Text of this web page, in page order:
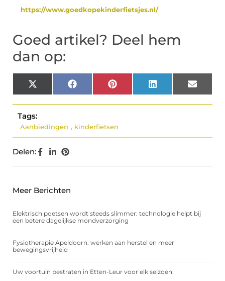
https://www.goedkopekinderfietsjes.nl/
Goed artikel? Deel hem
dan op:
X
(Twitter)
Facebook Pinterest LinkedIn Email
Tags:
Aanbiedingen , kinderfietsen
Delen:
Meer Berichten
Elektrisch poetsen wordt steeds slimmer: technologie helpt bij
een betere dagelijkse mondverzorging
Fysiotherapie Apeldoorn: werken aan herstel en meer
bewegingsvrijheid
Uw voortuin bestraten in Etten-Leur voor elk seizoen